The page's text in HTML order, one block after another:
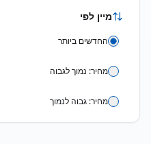
מיין לפי
החדשים ביותר
מחיר: נמוך לגבוה
מחיר: גבוה לנמוך